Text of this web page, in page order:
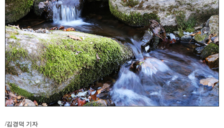
미
프
진
약
국
임
심
중
절
최
신
토
렌
사/김경덕 기자